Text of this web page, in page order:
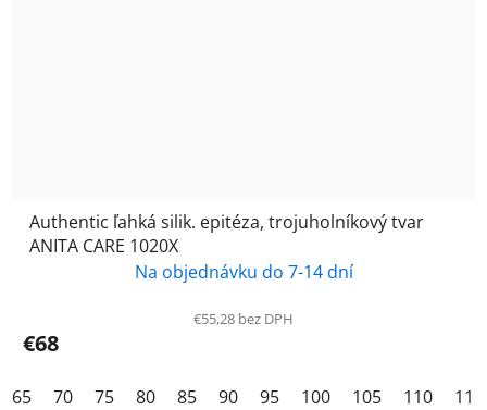
Authentic ľahká silik. epitéza, trojuholníkový tvar
ANITA CARE 1020X
Na objednávku do 7-14 dní
€55,28 bez DPH
€68
65 70 75 80 85 90 95 100 105 110 115